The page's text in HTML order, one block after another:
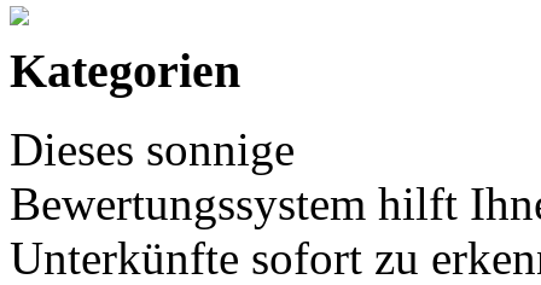
Kategorien
Dieses sonnige
Bewertungssystem hilft
Unterkünfte sofort zu